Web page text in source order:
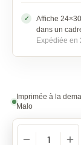
Affiche
dans un
Expédiée en
Imprimée à la
Malo